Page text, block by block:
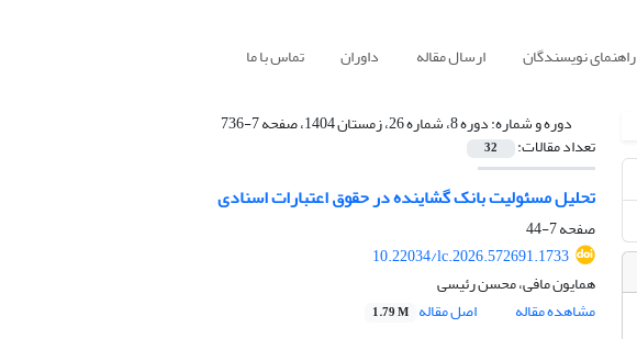
راهنمای نویسندگان ارسال مقاله داوران تماس با ما
دوره و شماره:دوره 8، شماره 26، زمستان 1404، صفحه 7-736
تعداد مقالات: 32
تحلیل مسئولیت بانک گشاینده در حقوق اعتبارات اسنادی
صفحه7-44
10.22034/lc.2026.572691.1733
همایون مافی، محسن رئیسی
مشاهده مقاله
اصل مقاله 1.79 M